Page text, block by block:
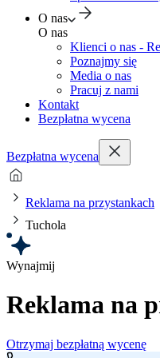
O nas
O nas
Klienci o nas -
Poznajmy się
Media o nas
Pracuj z nami
Kontakt
Bezpłatna wycena
Bezpłatna wycena
Reklama na przystankach
Tuchola
Wynajmij
Reklama na
Otrzymaj bezpłatną wycenę